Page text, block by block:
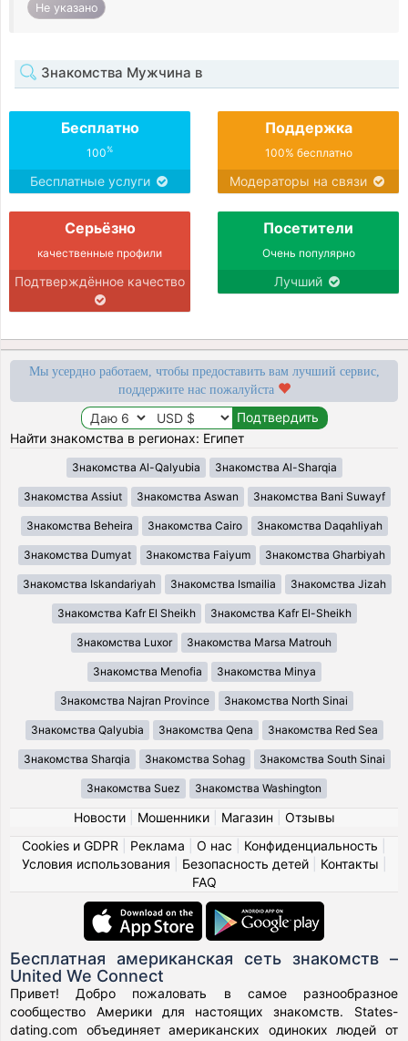
Не указано
Знакомства Мужчина в
Бесплатно
100%
Бесплатные услуги
Поддержка
100% бесплатно
Модераторы на связи
Серьёзно
качественные профили
Подтверждённое качество
Посетители
Очень популярно
Лучший
Мы усердно работаем, чтобы предоставить вам лучший сервис,
поддержите нас пожалуйста
Найти знакомства в регионах: Египет
Знакомства Al-Qalyubia Знакомства Al-Sharqia
Знакомства Assiut Знакомства Aswan Знакомства Bani Suwayf
Знакомства Beheira Знакомства Cairo Знакомства Daqahliyah
Знакомства Dumyat Знакомства Faiyum Знакомства Gharbiyah
Знакомства Iskandariyah Знакомства Ismailia Знакомства Jizah
Знакомства Kafr El Sheikh Знакомства Kafr El-Sheikh
Знакомства Luxor Знакомства Marsa Matrouh
Знакомства Menofia Знакомства Minya
Знакомства Najran Province Знакомства North Sinai
Знакомства Qalyubia Знакомства Qena Знакомства Red Sea
Знакомства Sharqia Знакомства Sohag Знакомства South Sinai
Знакомства Suez Знакомства Washington
Новости| Мошенники| Магазин
Отзывы
Cookies и GDPR
Реклама О нас Конфиденциальность
Условия использования
Безопасность детей| Контакты
FAQ
Бесплатная американская сеть знакомств –
United We Connect
Привет! Добро пожаловать в самое разнообразное
сообщество Америки для настоящих знакомств. States-
dating.com объединяет американских одиноких людей от